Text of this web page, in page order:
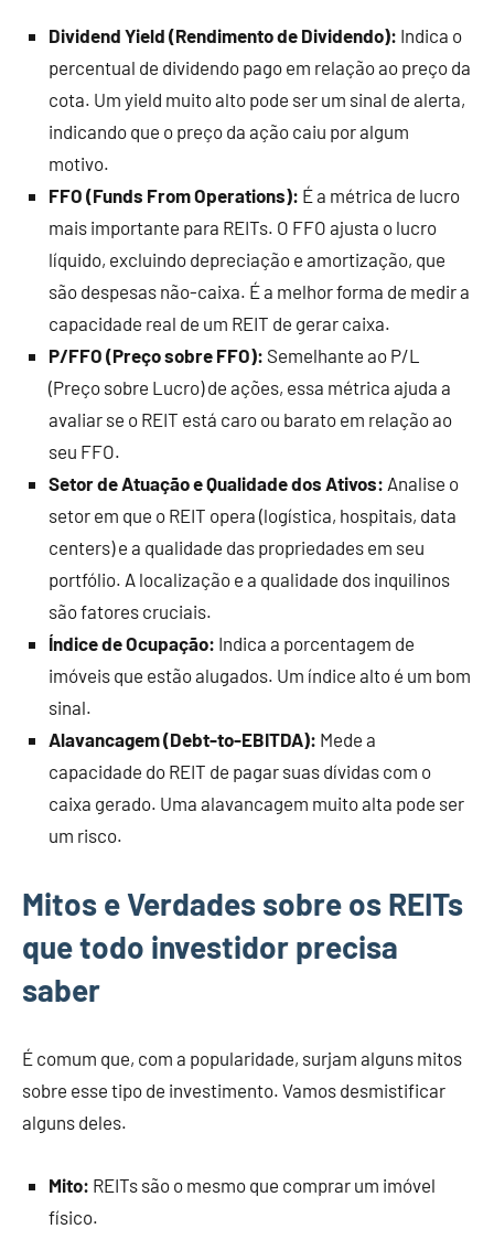
Dividend Yield (Rendimento de Dividendo): Indica o
percentual de dividendo pago em relação ao preço da
cota. Um yield muito alto pode ser um sinal de alerta,
indicando que o preço da ação caiu por algum
motivo.
FFO (Funds From Operations): É a métrica de lucro
mais importante para REITs. O FFO ajusta o lucro
líquido, excluindo depreciação e amortização, que
são despesas não-caixa. É a melhor forma de medir a
capacidade real de um REIT de gerar caixa.
P/FFO (Preço sobre FFO): Semelhante ao P/L
(Preço sobre Lucro) de ações, essa métrica ajuda a
avaliar se o REIT está caro ou barato em relação ao
seu FFO.
Setor de Atuação e Qualidade dos Ativos: Analise o
setor em que o REIT opera (logística, hospitais, data
centers) e a qualidade das propriedades em seu
portfólio. A localização e a qualidade dos inquilinos
são fatores cruciais.
Índice de Ocupação: Indica a porcentagem de
imóveis que estão alugados. Um índice alto é um bom
sinal.
Alavancagem (Debt-to-EBITDA): Mede a
capacidade do REIT de pagar suas dívidas com o
caixa gerado. Uma alavancagem muito alta pode ser
um risco.
Mitos e Verdades sobre os REITs
que todo investidor precisa
saber
É comum que, com a popularidade, surjam alguns mitos
sobre esse tipo de investimento. Vamos desmistificar
alguns deles.
Mito: REITs são o mesmo que comprar um imóvel
físico.